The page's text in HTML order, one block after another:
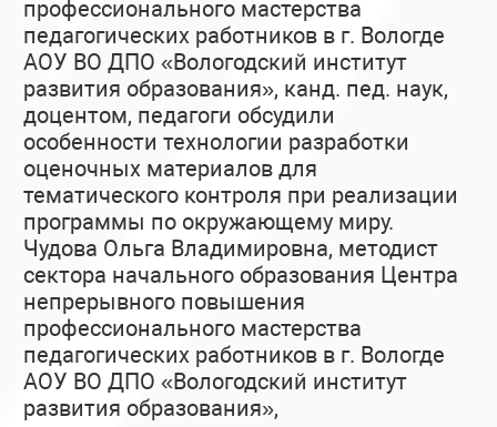
профессионального мастерства
педагогических работников в г. Вологде
АОУ ВО ДПО «Вологодский институт
развития образования», канд. пед. наук,
доцентом, педагоги обсудили
особенности технологии разработки
оценочных материалов для
тематического контроля при реализации
программы по окружающему миру.
Чудова Ольга Владимировна, методист
сектора начального образования Центра
непрерывного повышения
профессионального мастерства
педагогических работников в г. Вологде
АОУ ВО ДПО «Вологодский институт
развития образования»,